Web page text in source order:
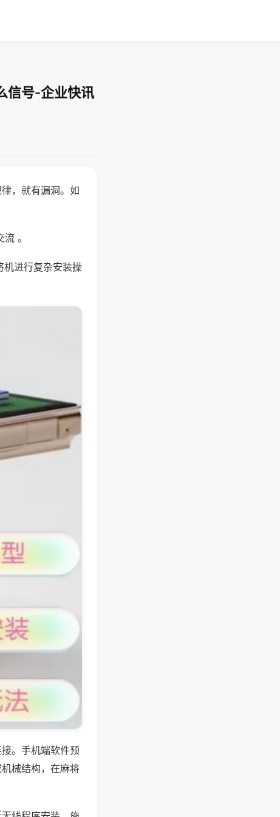
信号-企业快讯
，就有漏洞。如
。
机进行复杂安装操
。手机端软件预
械结构，在麻将